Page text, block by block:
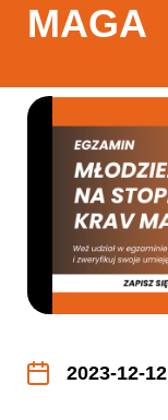
MAGA
2023-12-12